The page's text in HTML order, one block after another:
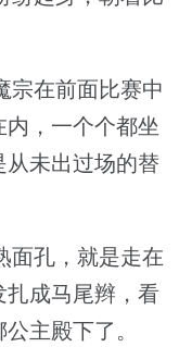
在前面比赛中
，一个个都坐
未出过场的替
孔，就是走在
扎成马尾辫，看
主殿下了。